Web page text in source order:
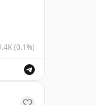
(0.1%)